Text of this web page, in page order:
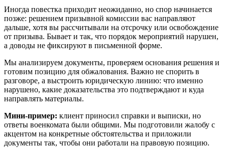
Иногда повестка приходит неожиданно, но спор начинается
позже: решением призывной комиссии вас направляют
дальше, хотя вы рассчитывали на отсрочку или освобождение
от призыва. Бывает и так, что порядок мероприятий нарушен,
а доводы не фиксируют в письменной форме.
Мы анализируем документы, проверяем основания решения и
готовим позицию для обжалования. Важно не спорить в
разговоре, а выстроить юридическую линию: что именно
нарушено, какие доказательства это подтверждают и куда
направлять материалы.
Мини-пример: клиент приносил справки и выписки, но
ответы военкомата были общими. Мы подготовили жалобу с
акцентом на конкретные обстоятельства и приложили
документы так, чтобы они работали на правовую позицию.